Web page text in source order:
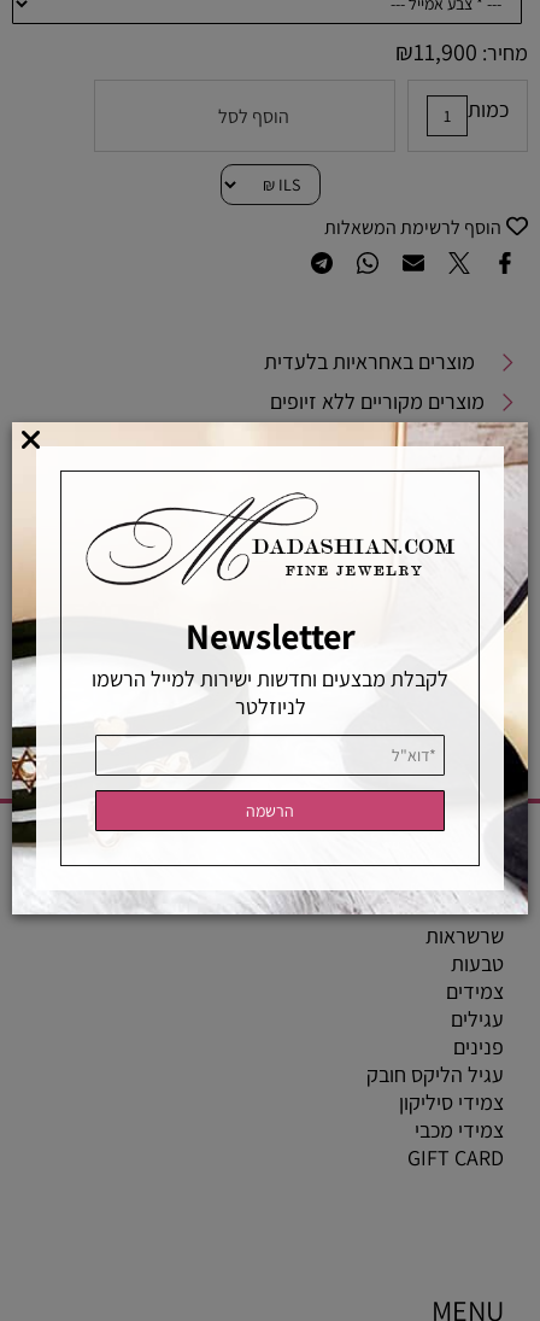
מחיר: ₪11,900
כמות הוסף לסל
הוסף לרשימת המשאלות
מוצרים באחראיות בלעדית
מוצרים מקוריים ללא זיופים
משלוחים מהירים
אפשרויות החלפה / החזרה
משלוחים מהירים
CATEGORIES
שרשראות
טבעות
צמידים
עגילים
פנינים
עגיל הליקס חובק
צמידי סיליקון
צמידי מכבי
GIFT CARD
MENU
Newsletter
לקבלת מבצעים וחדשות ישירות למייל הרשמו
לניוזלטר